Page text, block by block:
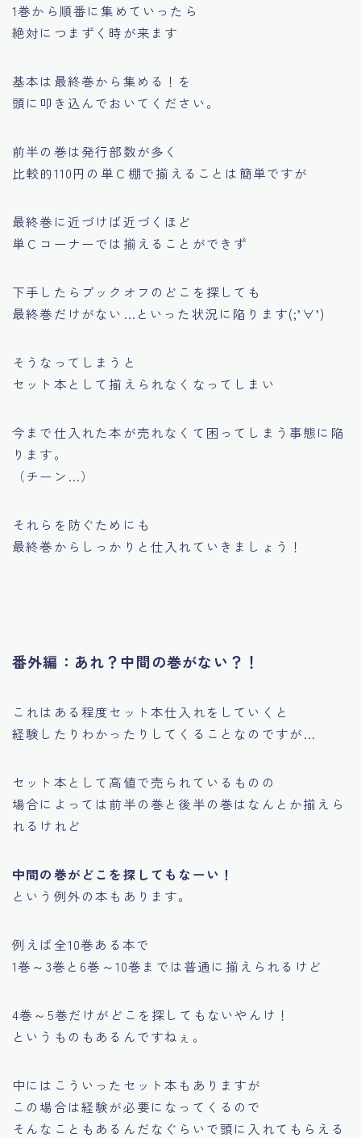
1巻から順番に集めていったら
絶対につまずく時が来ます
基本は最終巻から集める！を
頭に叩き込んでおいてください。
前半の巻は発行部数が多く
比較的110円の単Ｃ棚で揃えることは簡単ですが
最終巻に近づけば近づくほど
単Ｃコーナーでは揃えることができず
下手したらブックオフのどこを探しても
最終巻だけがない…といった状況に陥ります(;’∀’)
そうなってしまうと
セット本として揃えられなくなってしまい
今まで仕入れた本が売れなくて困ってしまう事態に陥
ります。
（チーン…）
それらを防ぐためにも
最終巻からしっかりと仕入れていきましょう！
番外編：あれ？中間の巻がない？！
これはある程度セット本仕入れをしていくと
経験したりわかったりしてくることなのですが…
セット本として高値で売られているものの
場合によっては前半の巻と後半の巻はなんとか揃えら
れるけれど
中間の巻がどこを探してもなーい！
という例外の本もあります。
例えば全10巻ある本で
1巻～3巻と6巻～10巻までは普通に揃えられるけど
4巻～5巻だけがどこを探してもないやんけ！
というものもあるんですねぇ。
中にはこういったセット本もありますが
この場合は経験が必要になってくるので
そんなこともあるんだなぐらいで頭に入れてもらえる